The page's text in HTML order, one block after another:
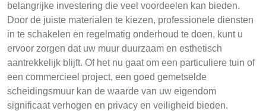
belangrijke investering die veel voordeelen kan bieden.
Door de juiste materialen te kiezen, professionele diensten
in te schakelen en regelmatig onderhoud te doen, kunt u
ervoor zorgen dat uw muur duurzaam en esthetisch
aantrekkelijk blijft. Of het nu gaat om een particuliere tuin of
een commercieel project, een goed gemetselde
scheidingsmuur kan de waarde van uw eigendom
significaat verhogen en privacy en veiligheid bieden.